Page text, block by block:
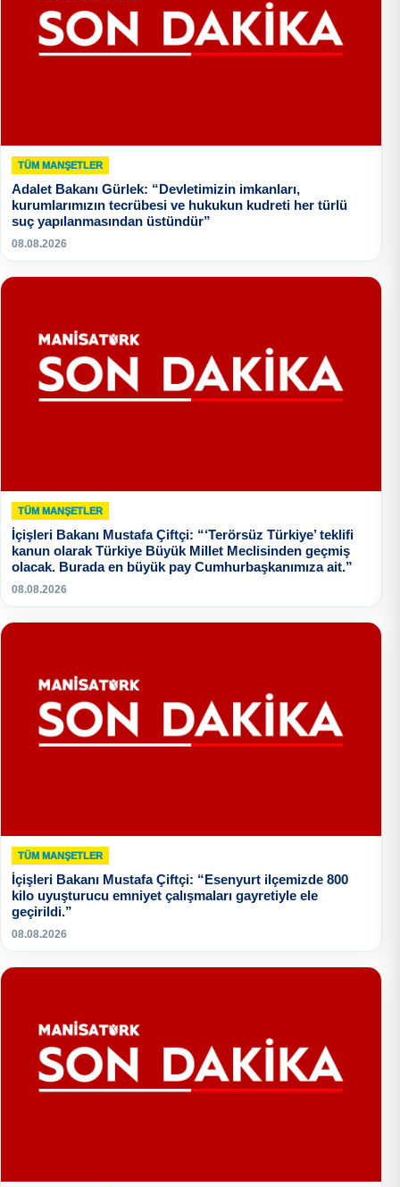
TÜM MANŞETLER
Adalet Bakanı Gürlek: “Devletimizin imkanları,
kurumlarımızın tecrübesi ve hukukun kudreti her türlü
suç yapılanmasından üstündür”
08.08.2026
TÜM MANŞETLER
İçişleri Bakanı Mustafa Çiftçi: “‘Terörsüz Türkiye’ teklifi
kanun olarak Türkiye Büyük Millet Meclisinden geçmiş
olacak. Burada en büyük pay Cumhurbaşkanımıza ait.”
08.08.2026
TÜM MANŞETLER
İçişleri Bakanı Mustafa Çiftçi: “Esenyurt ilçemizde 800
kilo uyuşturucu emniyet çalışmaları gayretiyle ele
geçirildi.”
08.08.2026